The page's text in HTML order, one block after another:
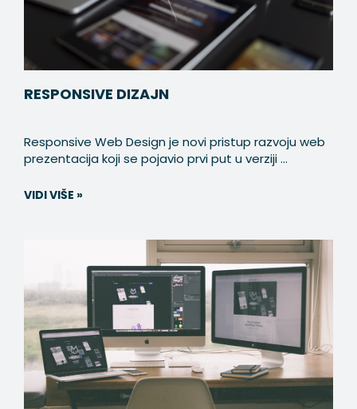
RESPONSIVE DIZAJN
Responsive Web Design je novi pristup razvoju web
prezentacija koji se pojavio prvi put u verziji ...
VIDI VIŠE »